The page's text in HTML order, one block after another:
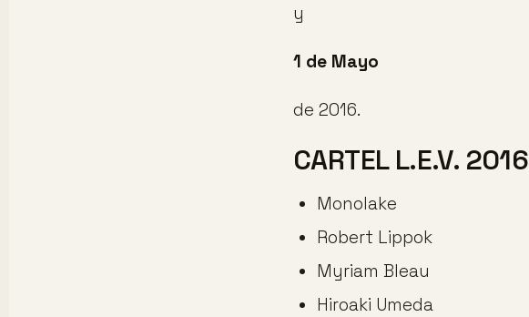
y
1 de Mayo
de 2016.
CARTEL L.E.V. 2016
Monolake
Robert Lippok
Myriam Bleau
Hiroaki Umeda